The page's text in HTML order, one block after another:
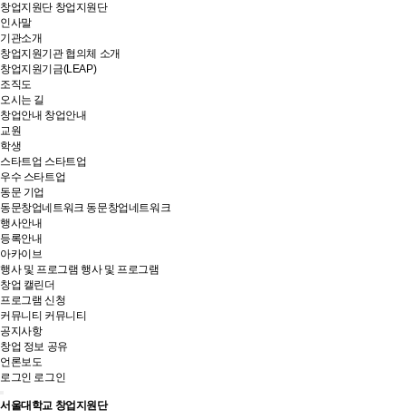
창업지원단 창업지원단
인사말
기관소개
창업지원기관 협의체 소개
창업지원기금(LEAP)
조직도
오시는 길
창업안내 창업안내
교원
학생
스타트업 스타트업
우수 스타트업
동문 기업
동문창업네트워크 동문창업네트워크
행사안내
등록안내
아카이브
행사 및 프로그램 행사 및 프로그램
창업 캘린더
프로그램 신청
커뮤니티 커뮤니티
공지사항
창업 정보 공유
언론보도
로그인 로그인
서울대학교 창업지원단